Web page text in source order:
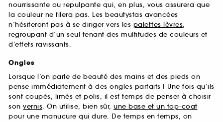
nourrissante ou repulpante qui, en plus, vous assurera que
la couleur ne filera pas. Les beautystas avancées
n’hésiteront pas à se diriger vers les palettes lèvres,
regroupant d’un seul tenant des multitudes de couleurs et
d’effets ravissants.
Ongles
Lorsque l’on parle de beauté des mains et des pieds on
pense immédiatement à des ongles parfaits ! Une fois qu’ils
sont coupés, limés et polis, il est temps de penser à choisir
son vernis. On utilise, bien sûr, une base et un top-coat
pour une manucure qui dure. De temps en temps, on